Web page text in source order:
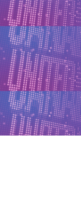
http://
index=1
Обновлено: 8